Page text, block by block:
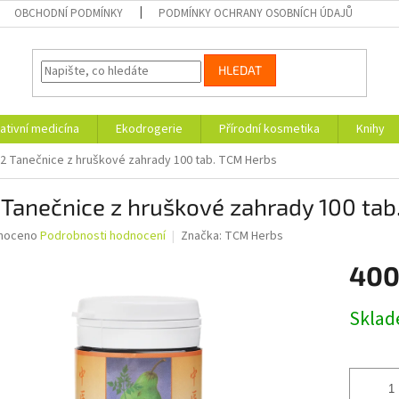
OBCHODNÍ PODMÍNKY PODMÍNKY OCHRANY OSOBNÍCH ÚDAJŮ
HLEDAT
medicína Ekodrogerie Přírodní kosmetika Knihy
Tanečnice z hruškové zahrady 100 tab. TCM Herbs
z hruškové zahrady 100
Podrobnosti hodnocení Značka: TCM Herbs
cena: